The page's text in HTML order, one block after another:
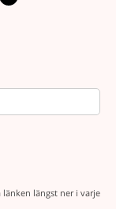
längst ner i varje